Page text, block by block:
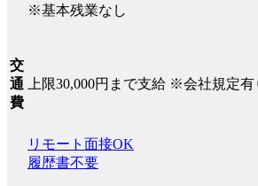
※基本残業なし
交
通
費
上限30,000円まで支給 ※会社規定有
リモート面接OK
履歴書不要